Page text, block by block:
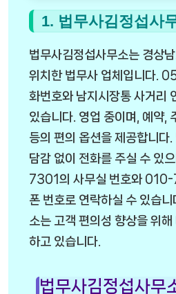
1. 법무사김정섭사
법무사김정섭사무소는 경상
위치한 법무사 업체입니다.
화번호와 남지시장통 사거리
있습니다. 영업 중이며, 예약,
등의 편의 옵션을 제공합니다
담감 없이 전화를 주실 수
7301의 사무실 번호와
폰 번호로 연락하실 수 있습
소는 고객 편의성 향상을 위
하고 있습니다.
법무사김정섭사무